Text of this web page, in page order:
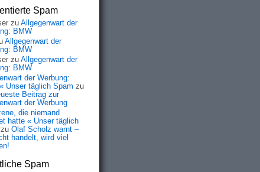
Spam
zu Allgegenwart der
BMW
Allgegenwart der
BMW
zu Allgegenwart der
BMW
der Werbung:
Unser täglich Spam zu
Beitrag zur
der Werbung
die niemand
hatte « Unser täglich
zu Olaf Scholz warnt –
handelt, wird viel
Spam